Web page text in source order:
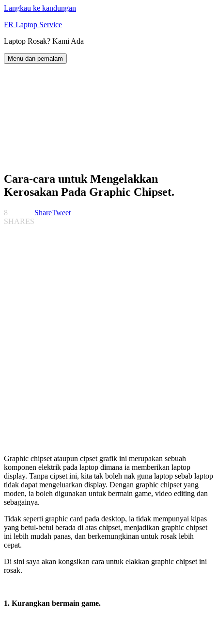
Langkau ke kandungan
FR Laptop Service
Laptop Rosak? Kami Ada
Menu dan pemalam
Cara-cara untuk Mengelakkan
Kerosakan Pada Graphic Chipset.
8
SHARES
ShareTweet
Graphic chipset ataupun cipset grafik ini merupakan sebuah
komponen elektrik pada laptop dimana ia memberikan laptop
display. Tanpa cipset ini, kita tak boleh nak guna laptop sebab laptop
tidak dapat mengeluarkan display. Dengan graphic chipset yang
moden, ia boleh digunakan untuk bermain game, video editing dan
sebagainya.
Tidak seperti graphic card pada desktop, ia tidak mempunyai kipas
yang betul-betul berada di atas chipset, menjadikan graphic chipset
ini lebih mudah panas, dan berkemungkinan untuk rosak lebih
cepat.
Di sini saya akan kongsikan cara untuk elakkan graphic chipset ini
rosak.
1. Kurangkan bermain game.